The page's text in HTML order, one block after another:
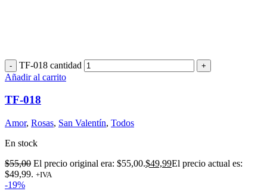
TF-018 cantidad
Añadir al carrito
TF-018
Amor, Rosas, San Valentín, Todos
En stock
$55,00 El precio original era: $55,00.$49,99El precio actual es:
$49,99. +IVA
-19%